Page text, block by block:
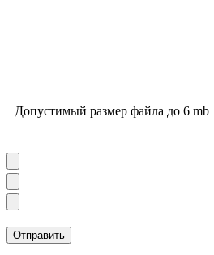
Допустимый размер файла до 6 mb